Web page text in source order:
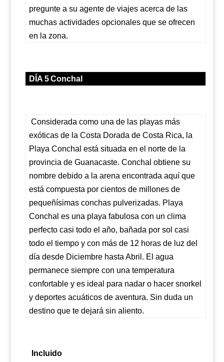
pregunte a su agente de viajes acerca de las
muchas actividades opcionales que se ofrecen
en la zona.
DÍA 5Conchal
Considerada como una de las playas más
exóticas de la Costa Dorada de Costa Rica, la
Playa Conchal está situada en el norte de la
provincia de Guanacaste. Conchal obtiene su
nombre debido a la arena encontrada aquí que
está compuesta por cientos de millones de
pequeñísimas conchas pulverizadas. Playa
Conchal es una playa fabulosa con un clima
perfecto casi todo el año, bañada por sol casi
todo el tiempo y con más de 12 horas de luz del
día desde Diciembre hasta Abril. El agua
permanece siempre con una temperatura
confortable y es ideal para nadar o hacer snorkel
y deportes acuáticos de aventura. Sin duda un
destino que te dejará sin aliento.
Incluido